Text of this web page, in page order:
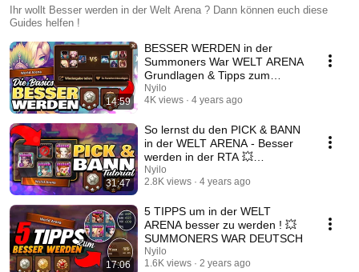
Arena
Ihr wollt Besser werden in der Welt Arena ? Dann können euch diese
Guides helfen !
14:59
BESSER WERDEN in der
Summoners War WELT ARENA
Grundlagen & Tipps zum
lernen 💥 SUMMONERS WAR
DEUTSCH
Nyilo
4K views
4 years ago
31:47
So lernst du den PICK & BANN
in der WELT ARENA - Besser
werden in der RTA 💥
SUMMONERS WAR DEUTSCH
Nyilo
2.8K views
4 years ago
17:06
5 TIPPS um in der WELT
ARENA besser zu werden ! 💥
SUMMONERS WAR DEUTSCH
Nyilo
1.6K views
2 years ago